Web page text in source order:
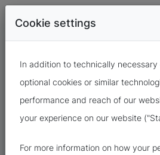
Cookie settings
In addition to technically necessary
optional cookies or similar
performance and reach of our
your experience on our website
For more information on how your